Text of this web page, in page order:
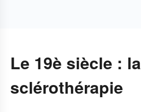
Le 19è siècle : la
sclérothérapie